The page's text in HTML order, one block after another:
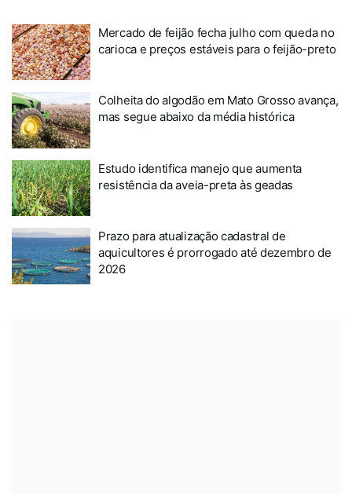
Mercado de feijão fecha julho com queda no
carioca e preços estáveis para o feijão-preto
Colheita do algodão em Mato Grosso avança,
mas segue abaixo da média histórica
Estudo identifica manejo que aumenta
resistência da aveia-preta às geadas
Prazo para atualização cadastral de
aquicultores é prorrogado até dezembro de
2026